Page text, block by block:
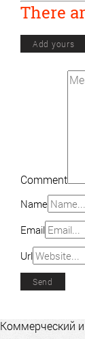
There
Add yours
Comment
Name
Email
Url
Коммерческий